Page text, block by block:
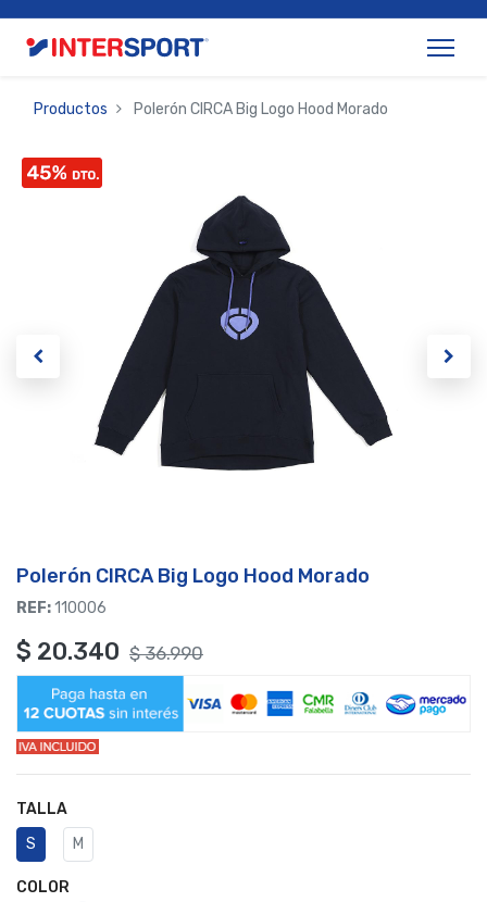
Productos Polerón CIRCA Big Logo Hood Morado
Polerón CIRCA Big Logo Hood Morado
REF:110006
$ 20.340 $36.990
TALLA
S
M
COLOR